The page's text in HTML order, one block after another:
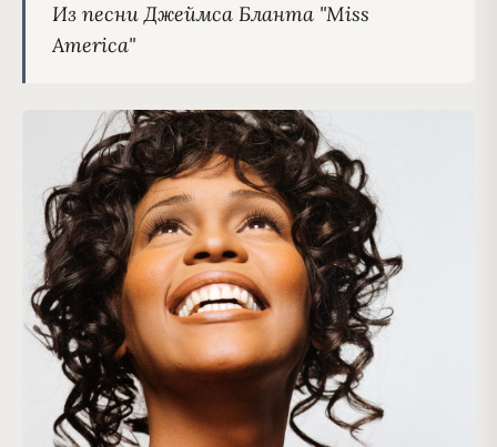
Из песни Джеймса Бланта "Miss
America"